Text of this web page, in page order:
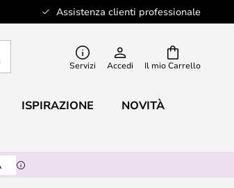
Assistenza clienti professionale
Il mio Carrello
Servizi Accedi
ISPIRAZIONE NOVITÀ